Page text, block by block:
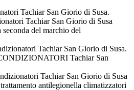
Tachiar San Giorio di Susa.
Tachiar San Giorio di Susa
del marchio del
Tachiar San Giorio di Susa.
Tachiar San
Tachiar San Giorio di Susa
antilegionella climatizzatori